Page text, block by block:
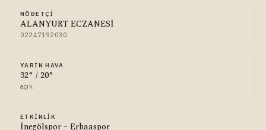
NÖBETÇI
ALANYURT ECZANESİ
02247192030
YARIN HAVA
32° / 20°
açık
ETKINLIK
İnegölspor – Erbaaspor